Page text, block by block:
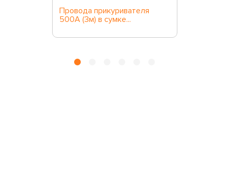
Провода прикуривателя
500А (3м) в сумке...